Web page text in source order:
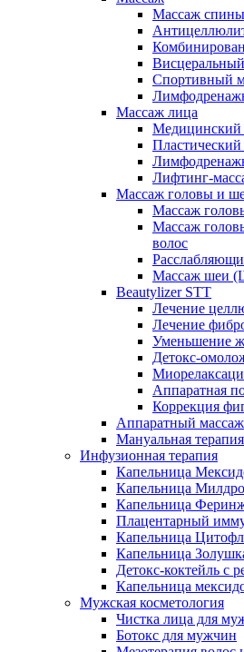
Массаж спины
Спортивный
Массаж лица
Медицинский
Лифтинг-
Массаж головы и
Массаж
Массаж
волос
Массаж шеи
Beautylizer STT
Лечение
Лечение
Уменьшение
Детокс-
Аппаратная
Коррекция
Аппаратный массаж
Мануальная терапия
Инфузионная терапия
Капельница
Капельница
Капельница
Плацентарный
Капельница
Капельница
Детокс-коктейль с
Капельница
Мужская косметология
Чистка лица для
Ботокс для мужчин